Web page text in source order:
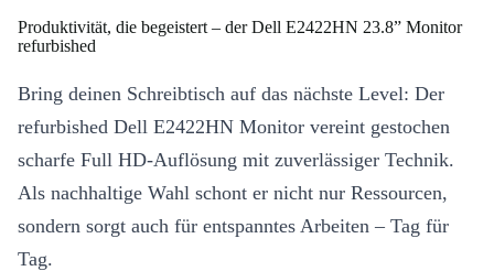
Produktivität, die begeistert – der Dell E2422HN 23.8” Monitor
refurbished
Bring deinen Schreibtisch auf das nächste Level: Der
refurbished Dell E2422HN Monitor vereint gestochen
scharfe Full HD-Auflösung mit zuverlässiger Technik.
Als nachhaltige Wahl schont er nicht nur Ressourcen,
sondern sorgt auch für entspanntes Arbeiten – Tag für
Tag.